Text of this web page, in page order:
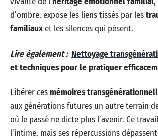
d’ombre, expose les liens tissés par les
familiauxet les silences qui pèsent.
Lire également : Nettoyage
et techniques pour le pratiquer
Libérer cesmémoires
aux générations futures un autre terrain
où le passé ne dicte plus l’avenir. Ce
l’intime, mais ses répercussions